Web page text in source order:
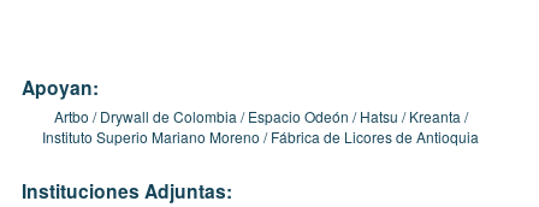
Apoyan:
Artbo Drywall de Colombia Espacio Odeón Hatsu
Kreanta
Instituto Superio Mariano Moreno
Fábrica de Licores de Antioquia
Instituciones Adjuntas: